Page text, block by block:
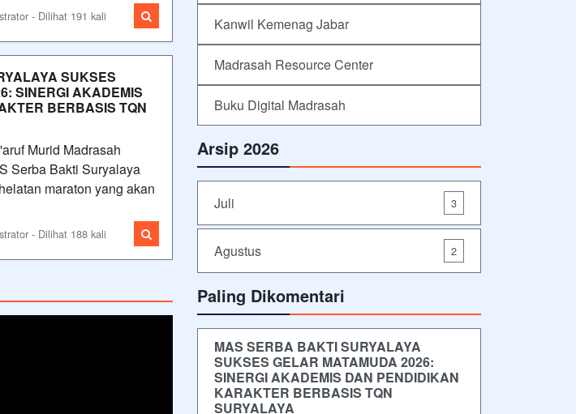
- Dilihat 191 kali
SUKSES
SINERGI AKADEMIS
BERBASIS TQN
Murid Madrasah
Serba Bakti Suryalaya
maraton yang akan
- Dilihat 188 kali
Kanwil Kemenag Jabar
Madrasah Resource Center
Buku Digital Madrasah
Arsip 2026
Juli 3
Agustus 2
Paling Dikomentari
MAS SERBA BAKTI SURYALAYA
SUKSES GELAR MATAMUDA 2026:
SINERGI AKADEMIS DAN PENDIDIKAN
KARAKTER BERBASIS TQN
SURYALAYA